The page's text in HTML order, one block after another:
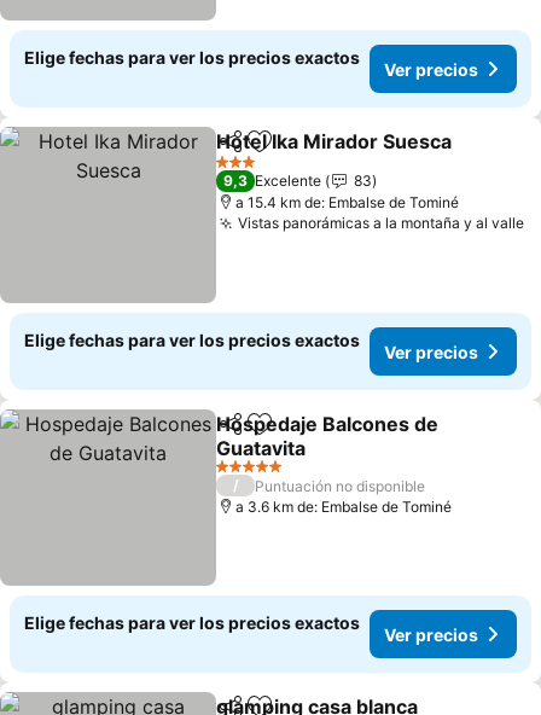
Elige fechas para ver los precios exactos
Ver precios
CompartirAgregar a favoritos
Hotel Ika Mirador Suesca
3 Estrellas
9,3 Excelente
83
a 15.4 km de: Embalse de Tominé
Vistas panorámicas a la montaña y al valle
Elige fechas para ver los precios exactos
Ver precios
CompartirAgregar a favoritos
Hospedaje Balcones de
Guatavita
5 Estrellas
/
Puntuación no disponible
a 3.6 km de: Embalse de Tominé
Elige fechas para ver los precios exactos
Ver precios
glamping casa blanca